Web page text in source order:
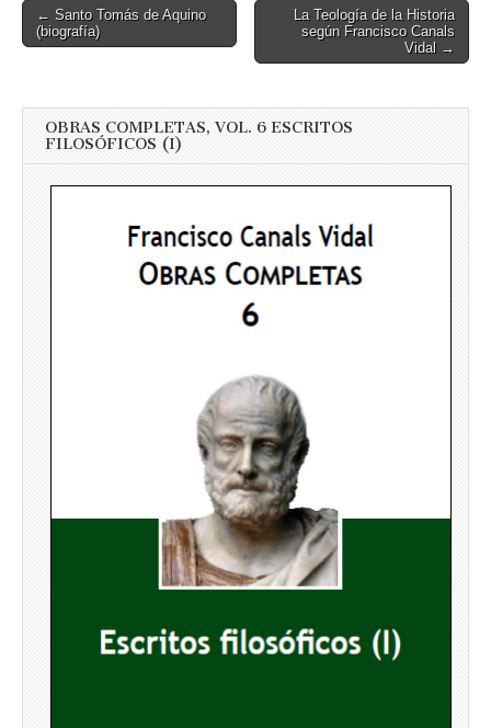
Post
navigation
← Santo Tomás de Aquino
(biografía)
La Teología de la Historia
según Francisco Canals
Vidal →
OBRAS COMPLETAS, VOL. 6 ESCRITOS
FILOSÓFICOS (I)